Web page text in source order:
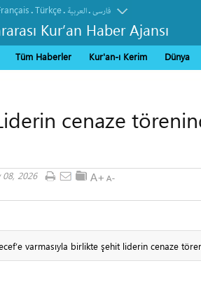
.Türkçe. العربیة.فارسی
Kur’an Haber Ajansı
Tüm Haberler Kur'an-ı Kerim Dünya
cenaze
08, 2026
varmasıyla birlikte şehit liderin cenaze töreni